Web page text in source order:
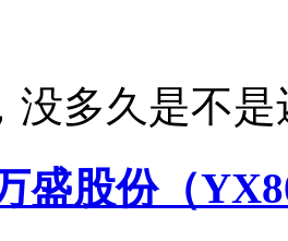
没多久是不
盛股份（